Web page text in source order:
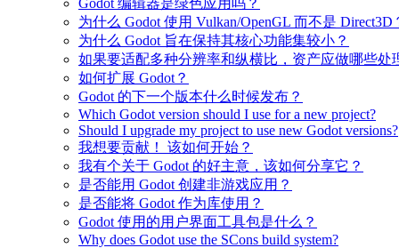
Godot 编辑器是绿色应用吗？
为什么 Godot 使用 Vulkan/OpenGL 而不是 Direct3D
为什么 Godot 旨在保持其核心功能集较小？
如果要适配多种分辨率和纵横比，资产应做哪些处
如何扩展 Godot？
Godot 的下一个版本什么时候发布？
Which Godot version should I use for a new project?
Should I upgrade my project to use new Godot versions?
我想要贡献！ 该如何开始？
我有个关于 Godot 的好主意，该如何分享它？
是否能用 Godot 创建非游戏应用？
是否能将 Godot 作为库使用？
Godot 使用的用户界面工具包是什么？
Why does Godot use the SCons build system?